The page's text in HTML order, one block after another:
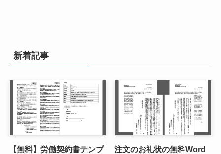
新着記事
【無料】労働契約書テンプ 注文のお礼状の無料Word